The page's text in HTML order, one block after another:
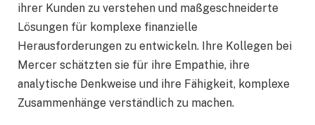
ihrer Kunden zu verstehen und maßgeschneiderte
Lösungen für komplexe finanzielle
Herausforderungen zu entwickeln. Ihre Kollegen bei
Mercer schätzten sie für ihre Empathie, ihre
analytische Denkweise und ihre Fähigkeit, komplexe
Zusammenhänge verständlich zu machen.